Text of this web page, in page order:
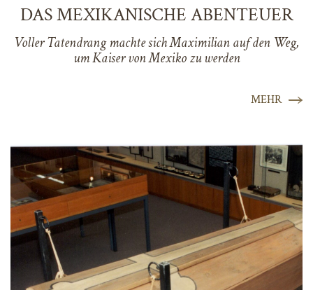
DAS MEXIKANISCHE ABENTEUER
Voller Tatendrang machte sich Maximilian auf den Weg,
um Kaiser von Mexiko zu werden
MEHR